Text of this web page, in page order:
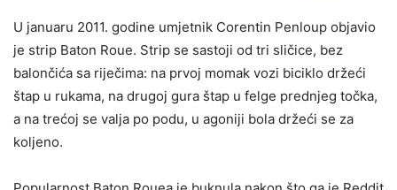
U januaru 2011. godine umjetnik Corentin Penloup objavio
je strip Baton Roue. Strip se sastoji od tri sličice, bez
balončića sa riječima: na prvoj momak vozi biciklo držeći
štap u rukama, na drugoj gura štap u felge prednjeg točka,
a na trećoj se valja po podu, u agoniji bola držeći se za
koljeno.